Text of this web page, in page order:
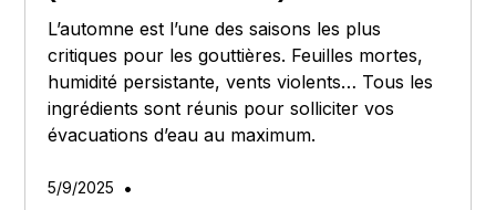
L’automne est l’une des saisons les plus
critiques pour les gouttières. Feuilles mortes,
humidité persistante, vents violents… Tous les
ingrédients sont réunis pour solliciter vos
évacuations d’eau au maximum.
5/9/2025 •